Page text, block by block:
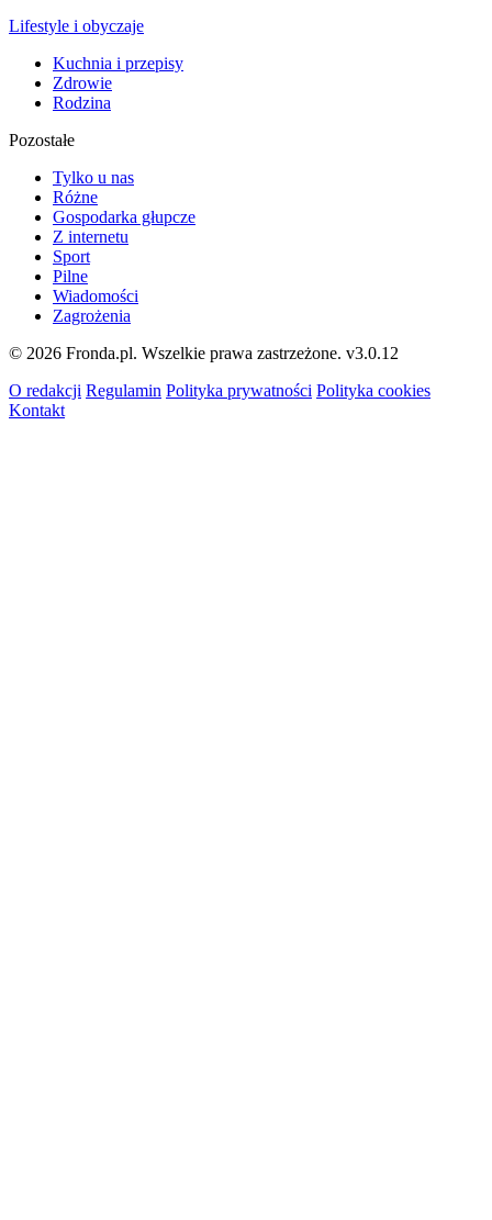
Lifestyle i obyczaje
Kuchnia i przepisy
Zdrowie
Rodzina
Pozostałe
Tylko u nas
Różne
Gospodarka głupcze
Z internetu
Sport
Pilne
Wiadomości
Zagrożenia
© 2026 Fronda.pl. Wszelkie prawa zastrzeżone. v3.0.12
O redakcji Regulamin Polityka prywatności Polityka cookies
Kontakt